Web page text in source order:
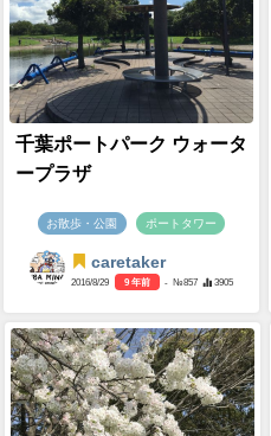
千葉ポートパーク ウォータ
ープラザ
お散歩・公園 ポートタワー
caretaker
2016/8/29 9 年前 - №857 3905